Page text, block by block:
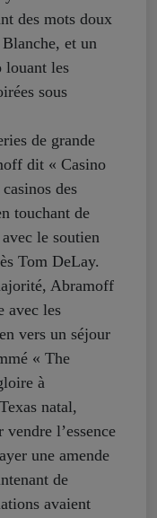
des mots doux
et un
louant les
sous
de grande
dit « Casino
des
touchant de
le soutien
Tom DeLay.
Abramoff
avec les
vers un séjour
« The
à
natal,
l’essence
une amende
de
avaient